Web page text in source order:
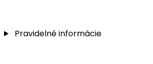
Pravidelné informácie